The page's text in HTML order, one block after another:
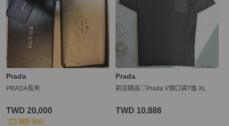
Prada
PRADA長夾
TWD 20,000
現折 800
Prada
莉亞精品♡Prada V領口袋T恤 XL
TWD 10,888